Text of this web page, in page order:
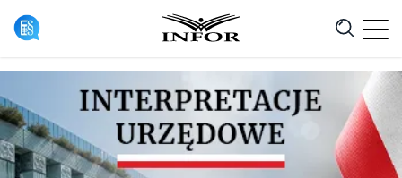
Anuluj